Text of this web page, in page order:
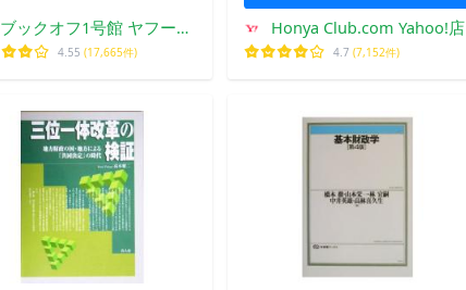
ブックオフ1号館 ヤフーシ
ョッピング店
4.55 (17,665件)
Honya Club.com Yahoo!店
4.7 (7,152件)